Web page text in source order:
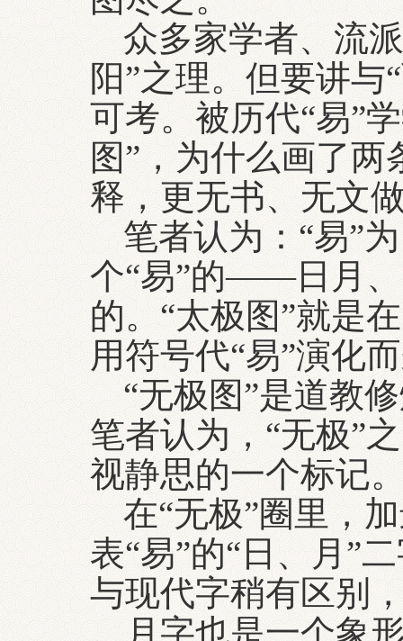
众多家学者、流
阳”之理。但要讲
可考。被历代“易”
图”，为什么画了
释，更无书、无文
笔者认为：“易”
个“易”的——日月、
的。“太极图”就是
用符号代“易”演化
“无极图”是道教
笔者认为，“无极”
视静思的一个标记
在“无极”圈里，
表“易”的“日、月”
与现代字稍有区别
。月字也是一个象